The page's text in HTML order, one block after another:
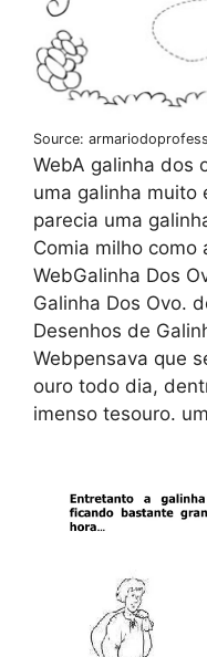
Source:
WebA galinha dos
uma galinha muito
parecia uma
Comia milho como
WebGalinha Dos
Galinha Dos Ovo.
Desenhos de
Webpensava que
ouro todo dia,
imenso tesouro.